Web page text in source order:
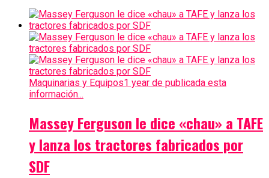
Maquinarias y Equipos1 year de publicada esta
información...
Massey Ferguson le dice «chau» a TAFE
y lanza los tractores fabricados por
SDF